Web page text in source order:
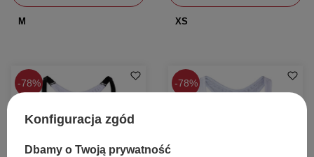
M XS
78% 78%
Konfiguracja zgód
Dbamy o Twoją prywatność